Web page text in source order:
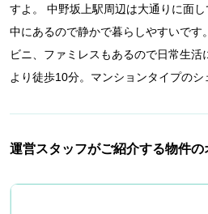
すよ。 中野坂上駅周辺は大通りに面
中にあるので静かで暮らしやすいです
ビニ、ファミレスもあるので日常生
より徒歩10分。マンションタイプのシ
運営スタッフがご紹介する物件の